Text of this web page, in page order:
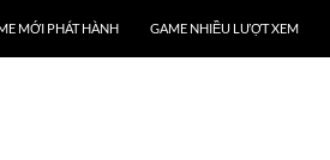
MỚI PHÁT HÀNH GAME NHIỀU LƯỢT XEM